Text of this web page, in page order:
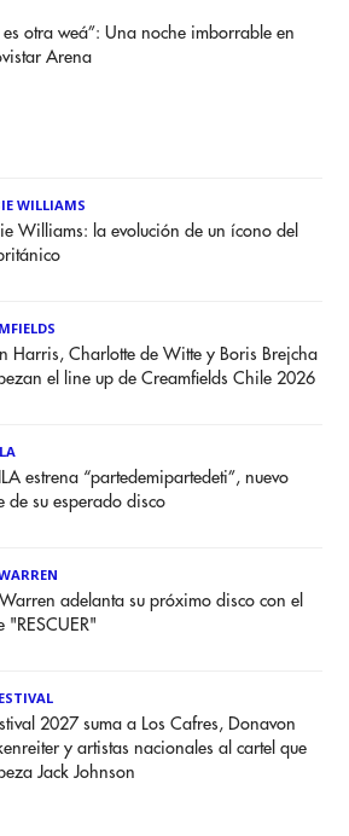
es otra weá”: Una noche imborrable en
Arena
WILLIAMS
Williams: la evolución de un ícono del
Harris, Charlotte de Witte y Boris Brejcha
el line up de Creamfields Chile 2026
estrena “partedemipartedeti”, nuevo
de su esperado disco
adelanta su próximo disco con el
"RESCUER"
2027 suma a Los Cafres, Donavon
y artistas nacionales al cartel que
Jack Johnson